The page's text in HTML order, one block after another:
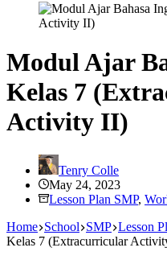
Modul Ajar
Kelas 7
Activity II)
Tenry Colle
May 24, 2023
Lesson Plan SMP,
Home School SMP Lesson
Kelas 7 (Extracurricular